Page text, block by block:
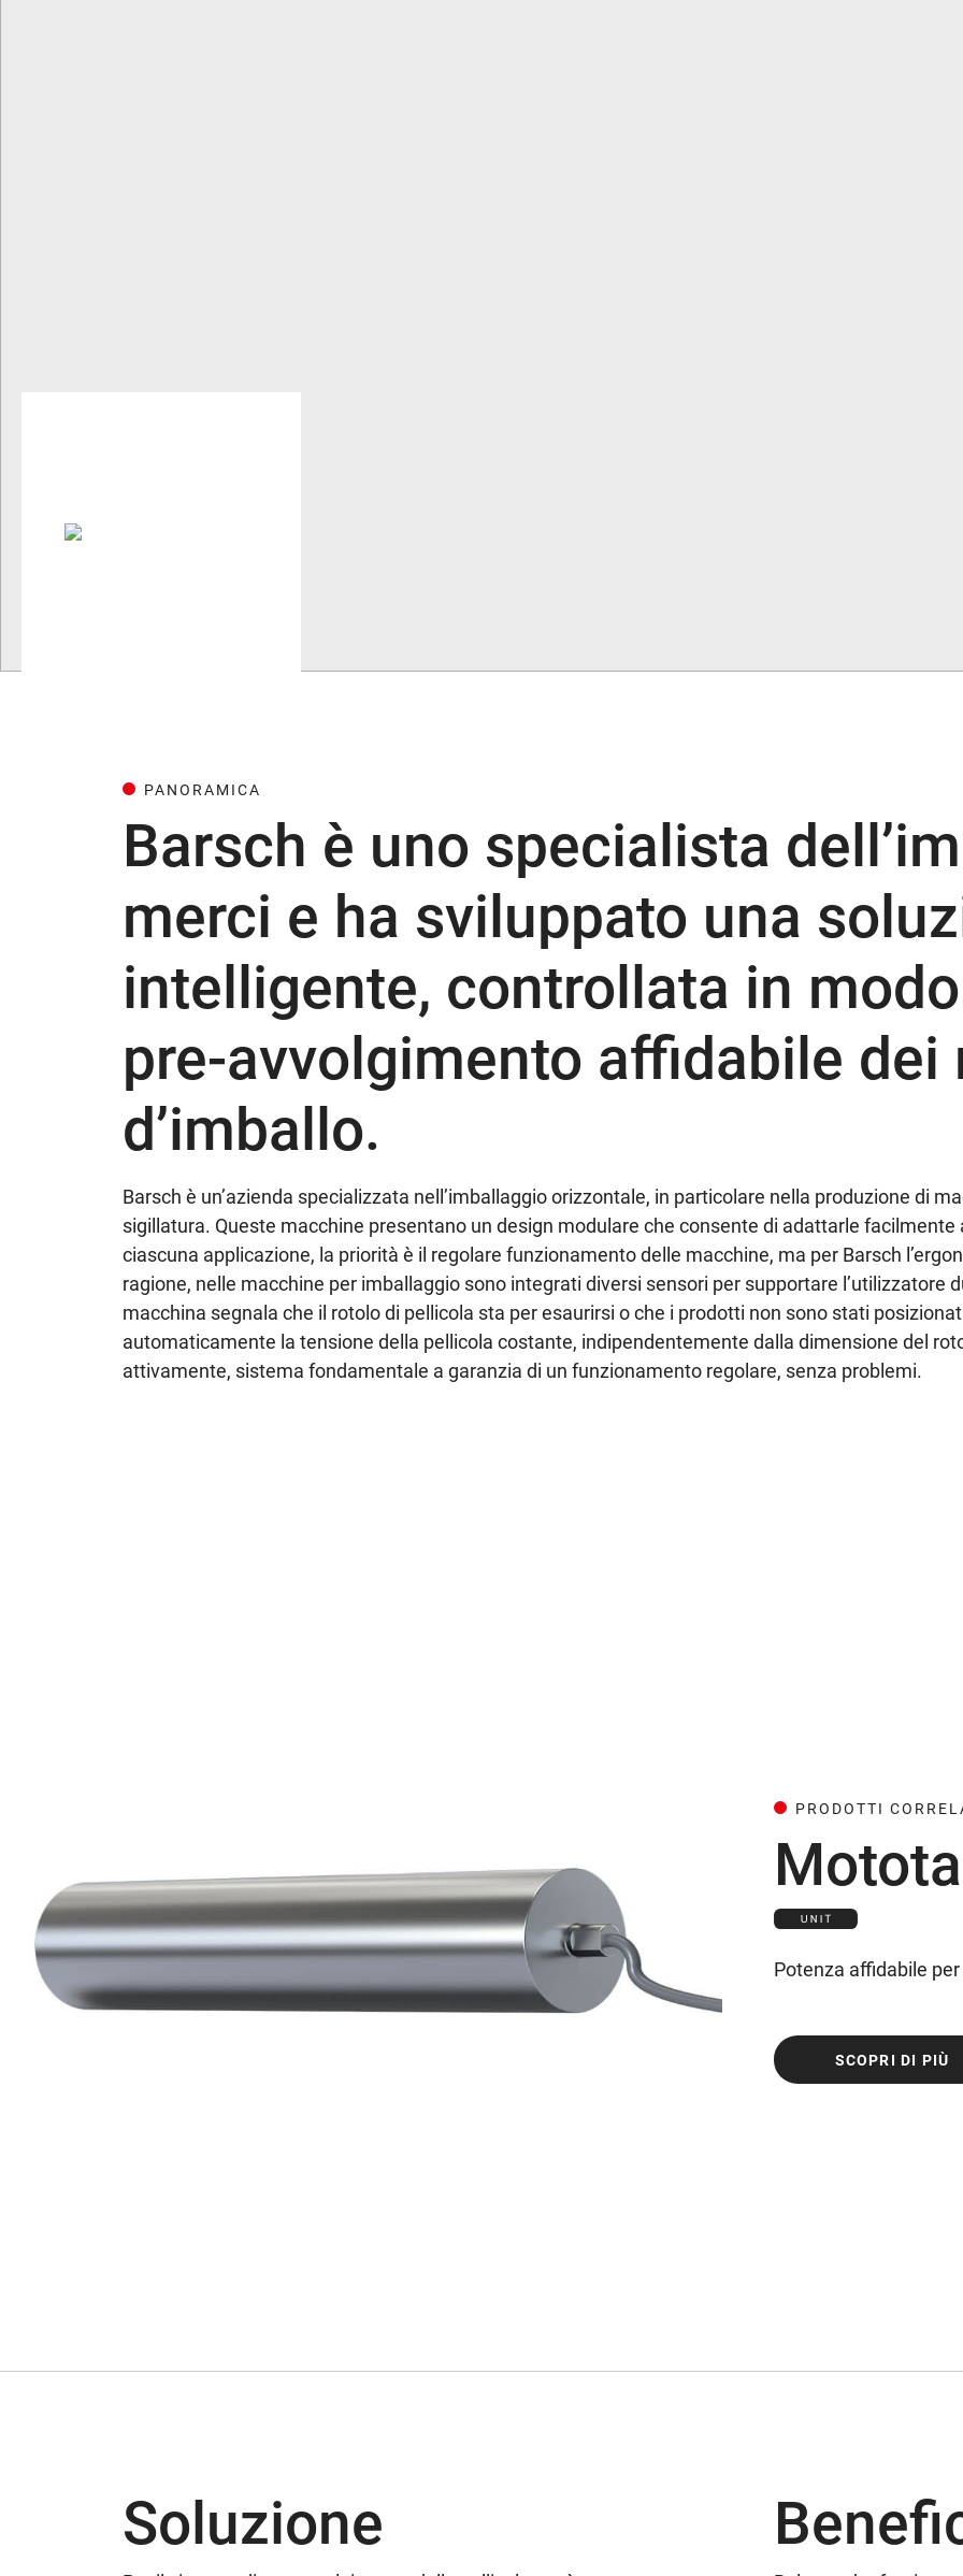
PANORAMICA
Barsch è uno specialista
merci e ha sviluppato una
intelligente, controllata in
pre-avvolgimento affidabile dei
d’imballo.
Barsch è un’azienda specializzata nell’imballaggio orizzontale, in particolare nella produzione di
sigillatura. Queste macchine presentano un design modulare che consente di adattarle
ciascuna applicazione, la priorità è il regolare funzionamento delle macchine, ma per Barsch
ragione, nelle macchine per imballaggio sono integrati diversi sensori per supportare l’utilizzatore
macchina segnala che il rotolo di pellicola sta per esaurirsi o che i prodotti non sono stati
automaticamente la tensione della pellicola costante, indipendentemente dalla dimensione del
attivamente, sistema fondamentale a garanzia di un funzionamento regolare, senza problemi.
PRODOTTI
Potenza affidabile
SCOPRI DI PIÙ
Soluzione